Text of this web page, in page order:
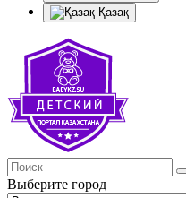
Қазақ
Выберите город